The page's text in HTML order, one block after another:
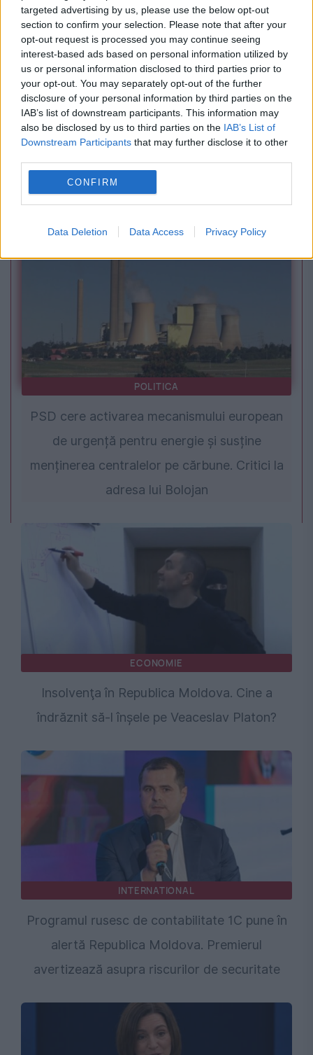
targeted advertising by us, please use the below opt-out
section to confirm your selection. Please note that after your
opt-out request is processed you may continue seeing
interest-based ads based on personal information utilized by
us or personal information disclosed to third parties prior to
your opt-out. You may separately opt-out of the further
disclosure of your personal information by third parties on the
IAB’s list of downstream participants. This information may
also be disclosed by us to third parties on the IAB’s List of
Downstream Participants that may further disclose it to other
CONFIRM
Data Deletion Data Access Privacy Policy
POLITICA
Rețeaua din spatele campaniei AUR pentru
suspendarea președintelui Nicușor Dan.
Milioane de lei, propagandă și conexiuni
POLITICA
PSD cere activarea mecanismului european
de urgență pentru energie și susține
menținerea centralelor pe cărbune. Critici la
adresa lui Bolojan
ECONOMIE
Insolvenţa în Republica Moldova. Cine a
îndrăznit să-l înşele pe Veaceslav Platon?
INTERNATIONAL
Programul rusesc de contabilitate 1C pune în
alertă Republica Moldova. Premierul
avertizează asupra riscurilor de securitate